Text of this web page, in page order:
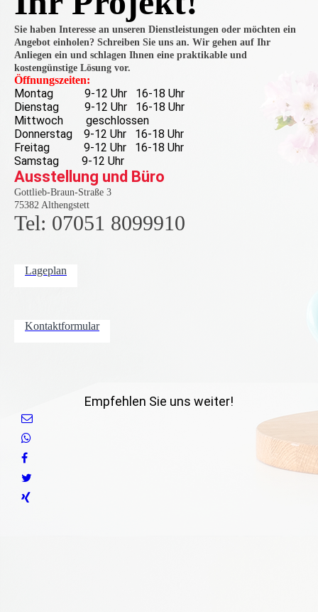
Sie haben Interesse an unseren Dienstleistungen oder möchten ein
Angebot einholen? Schreiben Sie uns an. Wir gehen auf Ihr
Anliegen ein und schlagen Ihnen eine praktikable und
kostengünstige Lösung vor.
Öffnungszeiten:
Montag 9-12 Uhr 16-18 Uhr
Dienstag 9-12 Uhr 16-18 Uhr
Mittwoch geschlossen
Donnerstag 9-12 Uhr 16-18 Uhr
Freitag 9-12 Uhr 16-18 Uhr
Samstag 9-12 Uhr
Ausstellung und Büro
Gottlieb-Braun-Straße 3
75382 Althengstett
Tel: 07051 8099910
Lageplan
Kontaktformular
Empfehlen Sie uns weiter!